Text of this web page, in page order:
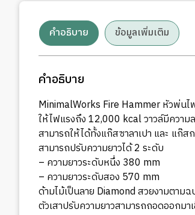
คำอธิบาย ข้อมูลเพิ่มเติม
คำอธิบาย
MinimalWorks Fire Hammer หัวพ่นไ
ให้ไฟแรงถึง 12,000 kcal วาวล์มีความ
สามารถให้ได้ทั้งแก๊สซาลาเปา และ แก๊
สามารถปรับความยาวได้ 2 ระดับ
– ความยาวระดับหนึ่ง 380 mm
– ความยาวระดับสอง 570 mm
ด้ามไม้เป็นลาย Diamond สวยงามตาม
ตัวเสาปรับความยาวสามารถถอดออกม